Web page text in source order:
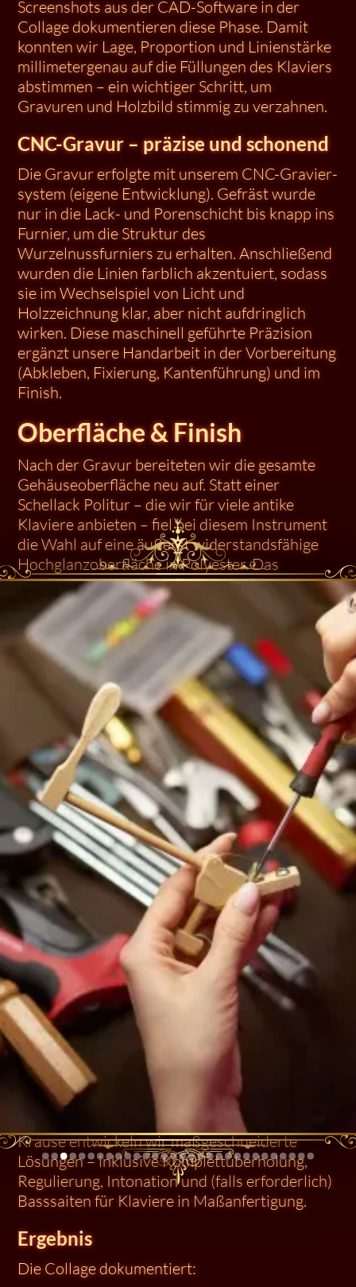
Screenshots aus der CAD-Software in der
Collage dokumentieren diese Phase. Damit
konnten wir Lage, Proportion und Linienstärke
millimetergenau auf die Füllungen des Klaviers
abstimmen – ein wichtiger Schritt, um
Gravuren und Holzbild stimmig zu verzahnen.
CNC-Gravur – präzise und schonend
Die Gravur erfolgte mit unserem CNC-Gravier­
system (eigene Entwicklung). Gefräst wurde
nur in die Lack- und Porenschicht bis knapp ins
Furnier, um die Struktur des
Wurzelnussfurniers zu erhalten. Anschließend
wurden die Linien farblich akzentuiert, sodass
sie im Wechselspiel von Licht und
Holzzeichnung klar, aber nicht aufdringlich
wirken. Diese maschinell geführte Präzision
ergänzt unsere Handarbeit in der Vorbereitung
(Abkleben, Fixierung, Kantenführung) und im
Finish.
Oberfläche & Finish
Nach der Gravur bereiteten wir die gesamte
Gehäuseoberfläche neu auf. Statt einer
Schellack Politur – die wir für viele antike
Klaviere anbieten – fiel bei diesem Instrument
die Wahl auf eine äußerst widerstandsfähige
Hochglanzoberfläche in Polyester. Das
Ergebnis ist eine spiegelnde, tiefenklare Fläche,
die die Gravuren kontrastreich hervorhebt und
die Wurzelnuss-Maserung eindrucksvoll zeigt.
Feine Retuschen und Poliergänge runden die
Optik ab.
Mechanik, Regulierung & Klang
Parallel zur Gehäusearbeit wurde die Spielart
geprüft, reguliert und neu intoniert.
Abschließend erfolgte die Stimmung durch
unseren Professioneller Klavierstimmer. Für
Besitzerinnen und Besitzer in der Region
bieten wir den Termin für Klavierstimmung
sowie Klavier Wartung Berlin an – ideal, um die
Stabilität nach einer Restaurierung zu sichern.
Warum PIANOHOF Berlin?
Als familiengeführte Klavierwerkstatt Berlin
verbinden wir klassische Handwerksmethoden
mit moderner Technik. Von Klavierreparatur
Berlin und Klavier Service Berlin über
Klavierrestaurierung Berlin bis zur kreativen
Veredelung wie dieser CNC-Ornamentgravur –
wir denken jedes Detail vom Material aus:
Resonanzboden, Gussrahmen, Gehäusefurnier,
Zierleisten, Beschriftungen. Für historische
Instrumente wie das antike Klavier von Conrad
Krause entwickeln wir maßgeschneiderte
Lösungen – inklusive Komplettüberholung,
Regulierung, Intonation und (falls erforderlich)
Basssaiten für Klaviere in Maßanfertigung.
Ergebnis
Die Collage dokumentiert: